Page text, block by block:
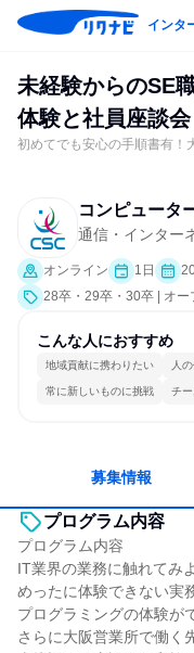
インタ
未経験からのSE
体験と社員座談会
初めてでも安心の手順書有！
コンピュータ
通信・インター
オンライン 1日
28卒・29卒・30卒 | オ
こんな人におすすめ
地域貢献に携わりたい 人
常に新しいものに挑戦 チ
募集情報
プログラム内容
プログラム内容
IT業界の業務に触れてみ
めったに体験できない実
プログラミングの体験が
さらに大阪営業所で働く